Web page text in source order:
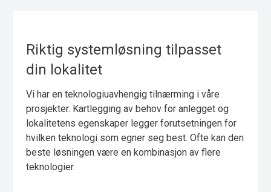
Riktig systemløsning tilpasset
din lokalitet
Vi har en teknologiuavhengig tilnærming i våre
prosjekter. Kartlegging av behov for anlegget og
lokalitetens egenskaper legger forutsetningen for
hvilken teknologi som egner seg best. Ofte kan den
beste løsningen være en kombinasjon av flere
teknologier.